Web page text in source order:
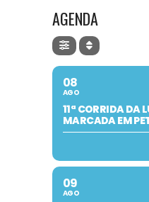
AGENDA
08
AGO
11ª CORRIDA DA
MARCADA EM
09
AGO